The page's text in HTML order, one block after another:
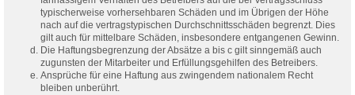
typischerweise vorhersehbaren Schäden und im Übrigen der Höhe
nach auf die vertragstypischen Durchschnittsschäden begrenzt. Dies
gilt auch für mittelbare Schäden, insbesondere entgangenen Gewinn.
Die Haftungsbegrenzung der Absätze a bis c gilt sinngemäß auch
zugunsten der Mitarbeiter und Erfüllungsgehilfen des Betreibers.
Ansprüche für eine Haftung aus zwingendem nationalem Recht
bleiben unberührt.